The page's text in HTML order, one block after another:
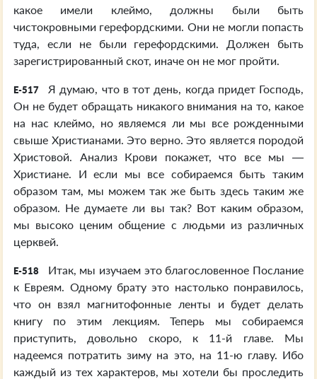
какое имели клеймо, должны были быть
чистокровными герефордскими. Они не могли попасть
туда, если не были герефордскими. Должен быть
зарегистрированный скот, иначе он не мог пройти.
E-517
Я думаю, что в тот день, когда придет Господь,
Он не будет обращать никакого внимания на то, какое
на нас клеймо, но являемся ли мы все рожденными
свыше Христианами. Это верно. Это является породой
Христовой. Анализ Крови покажет, что все мы —
Христиане. И если мы все собираемся быть таким
образом там, мы можем так же быть здесь таким же
образом. Не думаете ли вы так? Вот каким образом,
мы высоко ценим общение с людьми из различных
церквей.
E-518
Итак, мы изучаем это благословенное Послание
к Евреям. Одному брату это настолько понравилось,
что он взял магнитофонные ленты и будет делать
книгу по этим лекциям. Теперь мы собираемся
приступить, довольно скоро, к 11-й главе. Мы
надеемся потратить зиму на это, на 11-ю главу. Ибо
каждый из тех характеров, мы хотели бы проследить